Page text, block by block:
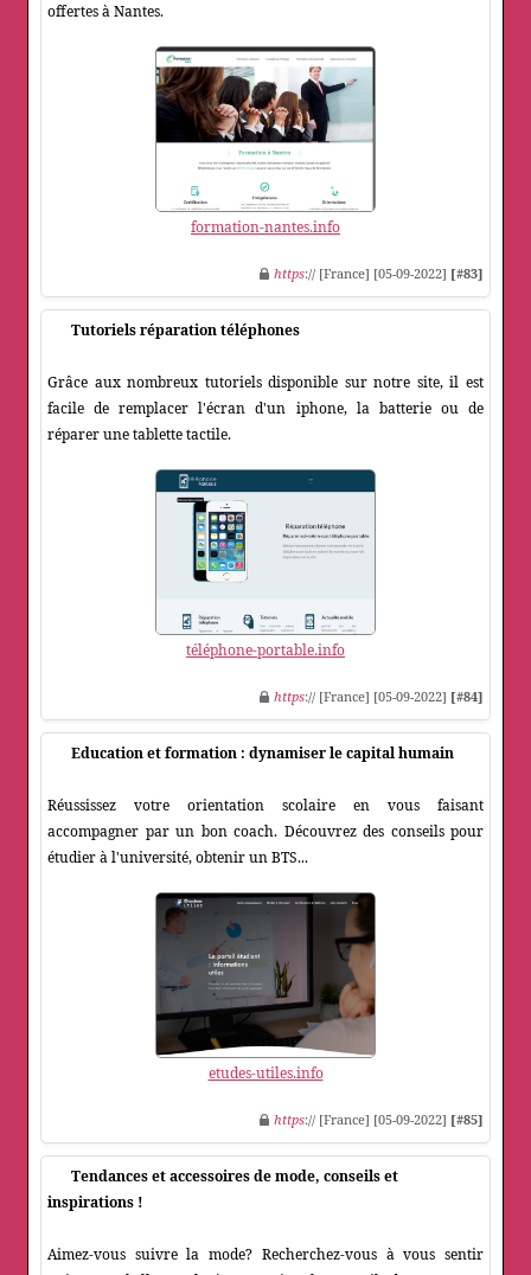
offertes à Nantes.
formation-nantes.info
https:// [France] [05-09-2022] [#83]
Tutoriels réparation téléphones
Grâce aux nombreux tutoriels disponible sur notre site, il est
facile de remplacer l'écran d'un iphone, la batterie ou de
réparer une tablette tactile.
téléphone-portable.info
https:// [France] [05-09-2022] [#84]
Education et formation : dynamiser le capital humain
Réussissez votre orientation scolaire en vous faisant
accompagner par un bon coach. Découvrez des conseils pour
étudier à l'université, obtenir un BTS...
etudes-utiles.info
https:// [France] [05-09-2022] [#85]
Tendances et accessoires de mode, conseils et
inspirations !
Aimez-vous suivre la mode? Recherchez-vous à vous sentir